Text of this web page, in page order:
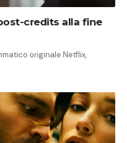
credits alla fine
originale Netflix,